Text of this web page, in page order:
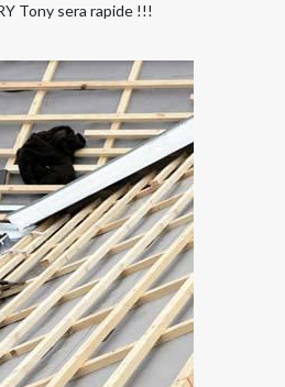
Tony sera rapide !!!